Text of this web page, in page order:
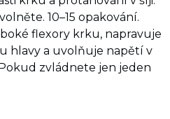
10–15 opakování.
flexory krku, napravuje
hlavy a uvolňuje napětí v
zvládnete jen jeden